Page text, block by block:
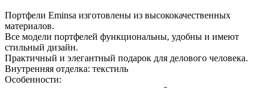
Портфели Eminsa изготовлены из высококачественных
материалов.
Все модели портфелей функциональны, удобны и имеют
стильный дизайн.
Практичный и элегантный подарок для делового человека.
Внутренняя отделка: текстиль
Особенности: